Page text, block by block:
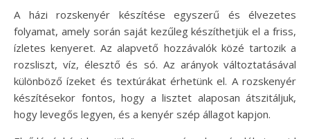
A házi rozskenyér készítése egyszerű és élvezetes
folyamat, amely során saját kezűleg készíthetjük el a friss,
ízletes kenyeret. Az alapvető hozzávalók közé tartozik a
rozsliszt, víz, élesztő és só. Az arányok változtatásával
különböző ízeket és textúrákat érhetünk el. A rozskenyér
készítésekor fontos, hogy a lisztet alaposan átszitáljuk,
hogy levegős legyen, és a kenyér szép állagot kapjon.